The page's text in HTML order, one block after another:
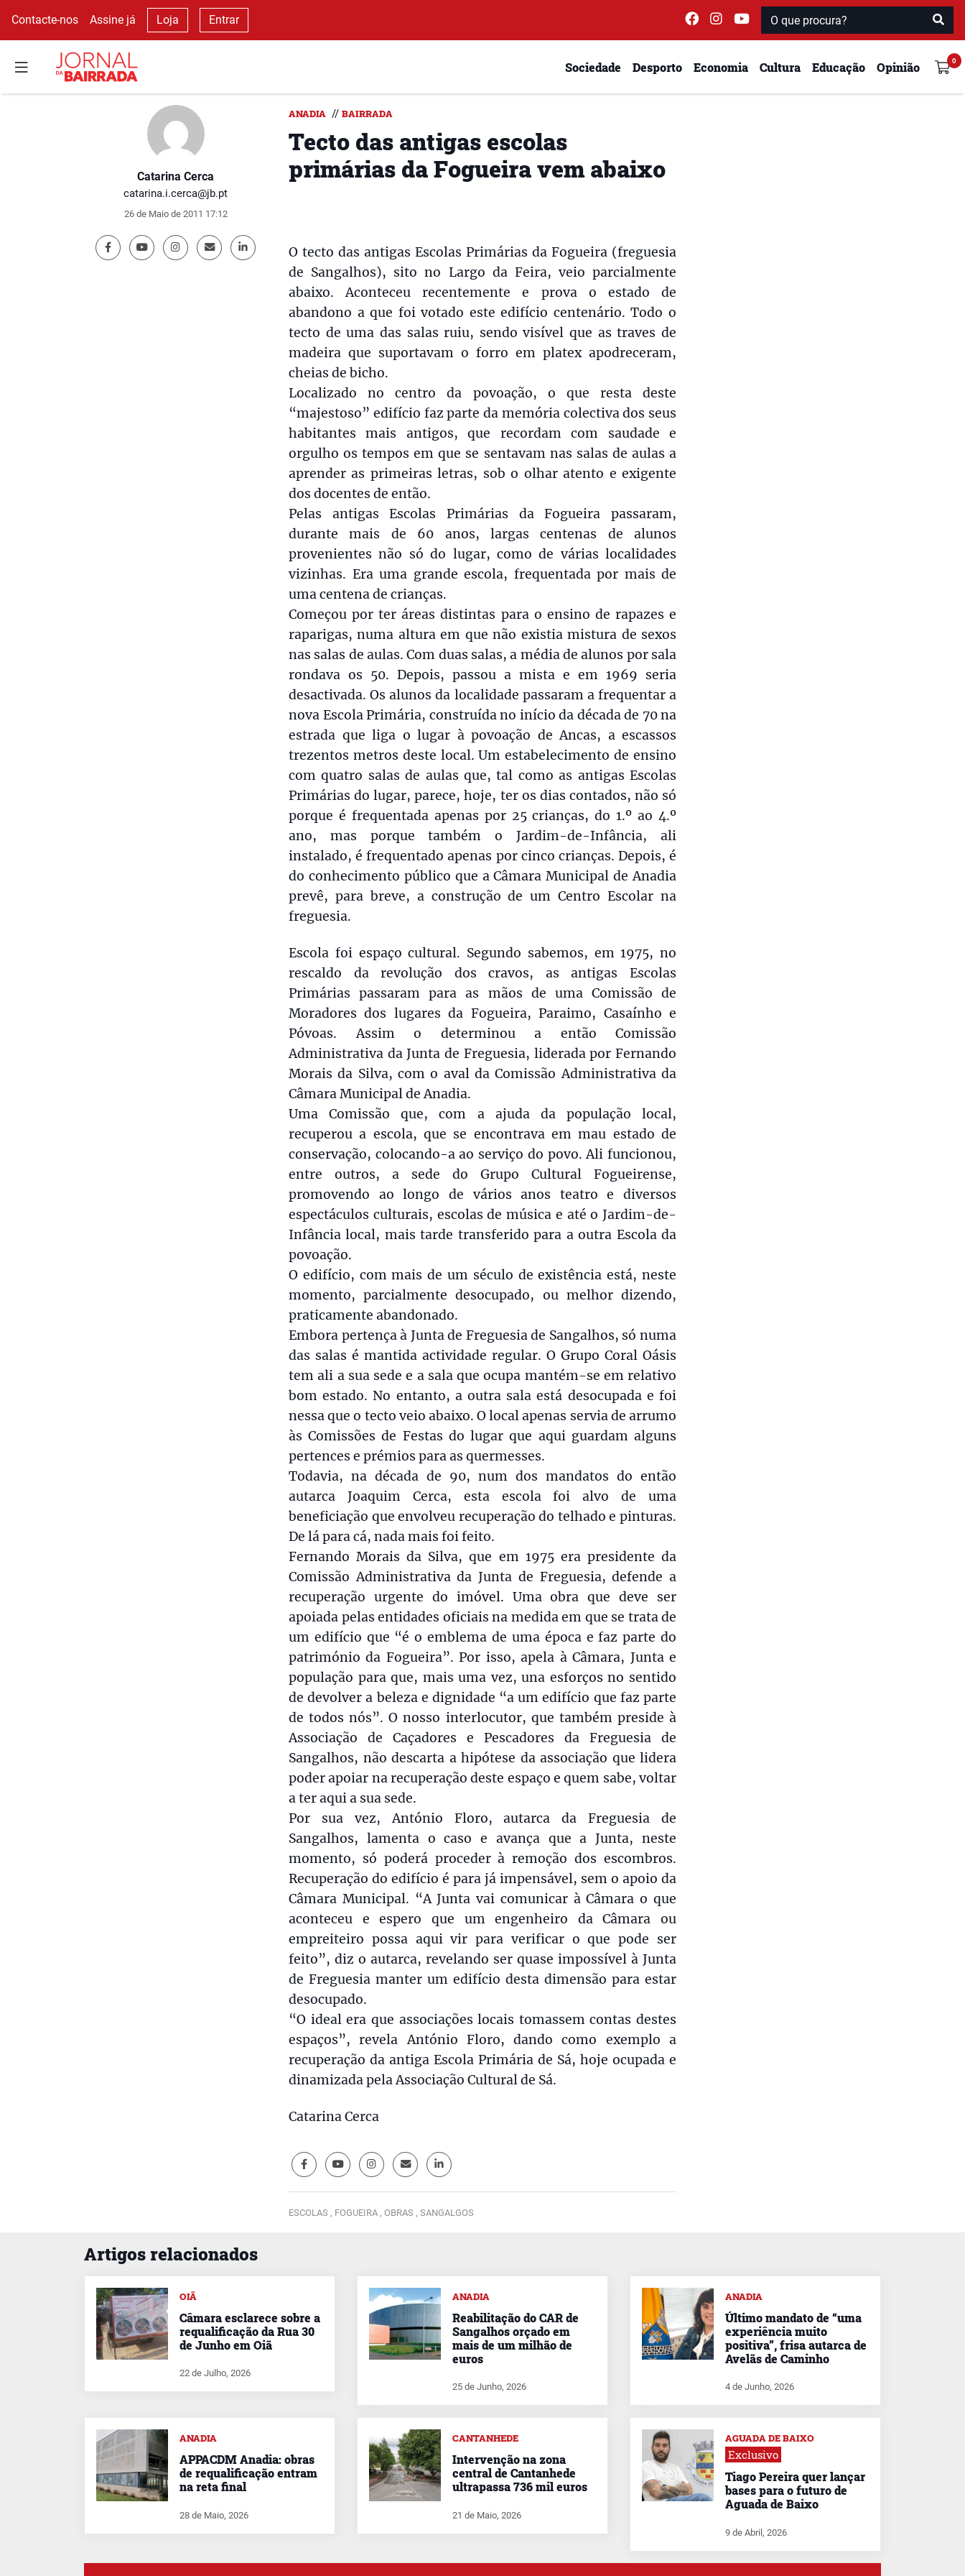
Contacte-nos Assine já Loja Entrar
Sociedade Desporto Economia Cultura Educação Opinião
Catarina Cerca
catarina.i.cerca@jb.pt
26 de Maio de 2011 17:12
ANADIA // BAIRRADA
Tecto das antigas escolas
primárias da Fogueira vem abaixo
O tecto das antigas Escolas Primárias da Fogueira (freguesia
de Sangalhos), sito no Largo da Feira, veio parcialmente
abaixo. Aconteceu recentemente e prova o estado de
abandono a que foi votado este edifício centenário. Todo o
tecto de uma das salas ruiu, sendo visível que as traves de
madeira que suportavam o forro em platex apodreceram,
cheias de bicho.
Localizado no centro da povoação, o que resta deste
“majestoso” edifício faz parte da memória colectiva dos seus
habitantes mais antigos, que recordam com saudade e
orgulho os tempos em que se sentavam nas salas de aulas a
aprender as primeiras letras, sob o olhar atento e exigente
dos docentes de então.
Pelas antigas Escolas Primárias da Fogueira passaram,
durante mais de 60 anos, largas centenas de alunos
provenientes não só do lugar, como de várias localidades
vizinhas. Era uma grande escola, frequentada por mais de
uma centena de crianças.
Começou por ter áreas distintas para o ensino de rapazes e
raparigas, numa altura em que não existia mistura de sexos
nas salas de aulas. Com duas salas, a média de alunos por sala
rondava os 50. Depois, passou a mista e em 1969 seria
desactivada. Os alunos da localidade passaram a frequentar a
nova Escola Primária, construída no início da década de 70 na
estrada que liga o lugar à povoação de Ancas, a escassos
trezentos metros deste local. Um estabelecimento de ensino
com quatro salas de aulas que, tal como as antigas Escolas
Primárias do lugar, parece, hoje, ter os dias contados, não só
porque é frequentada apenas por 25 crianças, do 1.º ao 4.º
ano, mas porque também o Jardim-de-Infância, ali
instalado, é frequentado apenas por cinco crianças. Depois, é
do conhecimento público que a Câmara Municipal de Anadia
prevê, para breve, a construção de um Centro Escolar na
freguesia.
Escola foi espaço cultural. Segundo sabemos, em 1975, no
rescaldo da revolução dos cravos, as antigas Escolas
Primárias passaram para as mãos de uma Comissão de
Moradores dos lugares da Fogueira, Paraimo, Casaínho e
Póvoas. Assim o determinou a então Comissão
Administrativa da Junta de Freguesia, liderada por Fernando
Morais da Silva, com o aval da Comissão Administrativa da
Câmara Municipal de Anadia.
Uma Comissão que, com a ajuda da população local,
recuperou a escola, que se encontrava em mau estado de
conservação, colocando-a ao serviço do povo. Ali funcionou,
entre outros, a sede do Grupo Cultural Fogueirense,
promovendo ao longo de vários anos teatro e diversos
espectáculos culturais, escolas de música e até o Jardim-de-
Infância local, mais tarde transferido para a outra Escola da
povoação.
O edifício, com mais de um século de existência está, neste
momento, parcialmente desocupado, ou melhor dizendo,
praticamente abandonado.
Embora pertença à Junta de Freguesia de Sangalhos, só numa
das salas é mantida actividade regular. O Grupo Coral Oásis
tem ali a sua sede e a sala que ocupa mantém-se em relativo
bom estado. No entanto, a outra sala está desocupada e foi
nessa que o tecto veio abaixo. O local apenas servia de arrumo
às Comissões de Festas do lugar que aqui guardam alguns
pertences e prémios para as quermesses.
Todavia, na década de 90, num dos mandatos do então
autarca Joaquim Cerca, esta escola foi alvo de uma
beneficiação que envolveu recuperação do telhado e pinturas.
De lá para cá, nada mais foi feito.
Fernando Morais da Silva, que em 1975 era presidente da
Comissão Administrativa da Junta de Freguesia, defende a
recuperação urgente do imóvel. Uma obra que deve ser
apoiada pelas entidades oficiais na medida em que se trata de
um edifício que “é o emblema de uma época e faz parte do
património da Fogueira”. Por isso, apela à Câmara, Junta e
população para que, mais uma vez, una esforços no sentido
de devolver a beleza e dignidade “a um edifício que faz parte
de todos nós”. O nosso interlocutor, que também preside à
Associação de Caçadores e Pescadores da Freguesia de
Sangalhos, não descarta a hipótese da associação que lidera
poder apoiar na recuperação deste espaço e quem sabe, voltar
a ter aqui a sua sede.
Por sua vez, António Floro, autarca da Freguesia de
Sangalhos, lamenta o caso e avança que a Junta, neste
momento, só poderá proceder à remoção dos escombros.
Recuperação do edifício é para já impensável, sem o apoio da
Câmara Municipal. “A Junta vai comunicar à Câmara o que
aconteceu e espero que um engenheiro da Câmara ou
empreiteiro possa aqui vir para verificar o que pode ser
feito”, diz o autarca, revelando ser quase impossível à Junta
de Freguesia manter um edifício desta dimensão para estar
desocupado.
“O ideal era que associações locais tomassem contas destes
espaços”, revela António Floro, dando como exemplo a
recuperação da antiga Escola Primária de Sá, hoje ocupada e
dinamizada pela Associação Cultural de Sá.
Catarina Cerca
ESCOLAS , FOGUEIRA , OBRAS , SANGALGOS
Artigos relacionados
OIÃ
Câmara esclarece sobre a
requalificação da Rua 30
de Junho em Oiã
22 de Julho, 2026
ANADIA
Reabilitação do CAR de
Sangalhos orçado em
mais de um milhão de
euros
25 de Junho, 2026
ANADIA
Último mandato de “uma
experiência muito
positiva”, frisa autarca de
Avelãs de Caminho
4 de Junho, 2026
ANADIA
APPACDM Anadia: obras
de requalificação entram
na reta final
28 de Maio, 2026
CANTANHEDE
Intervenção na zona
central de Cantanhede
ultrapassa 736 mil euros
21 de Maio, 2026
AGUADA DE BAIXO
Exclusivo
Tiago Pereira quer lançar
bases para o futuro de
Aguada de Baixo
9 de Abril, 2026